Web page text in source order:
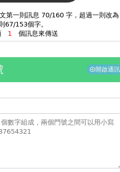
第一則訊息 70/160 字，超過一則改為
67/153個字。
個訊息來傳送
add_circle開啟通